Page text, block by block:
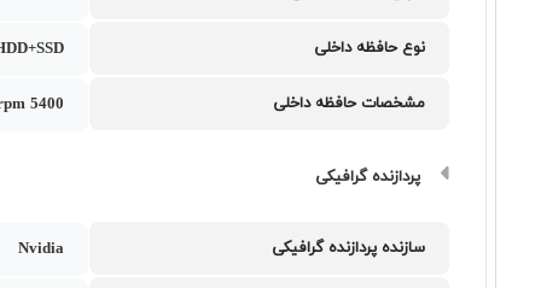
نوع حافظه داخلی
مشخصات حافظه داخلی 5400 rpm
پردازنده گرافیکی
سازنده پردازنده گرافیکی Nvidia